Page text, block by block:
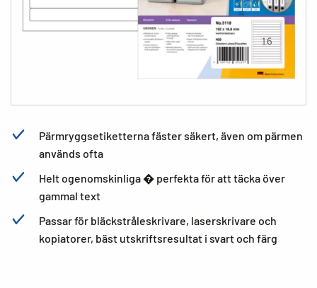
Pärmryggsetiketterna fäster säkert, även om pärmen
används ofta
Helt ogenomskinliga � perfekta för att täcka över
gammal text
Passar för bläckstråleskrivare, laserskrivare och
kopiatorer, bäst utskriftsresultat i svart och färg